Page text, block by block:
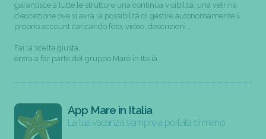
garantisce a tutte le strutture una continua visibilità; una vetrina
d’eccezione ove si avrà la possibilità di gestire autonomamente il
proprio account caricando foto, video, descrizioni...
Fai la scelta giusta,
entra a far parte del gruppo Mare in Italia
App Mare in Italia
La tua vacanza sempre a portata di mano